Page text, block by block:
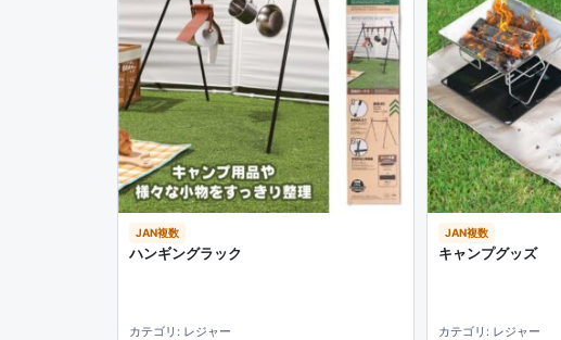
JAN複数
ハンギングラック
カテゴリ: レジャー
JAN複数
キャンプグッズ
カテゴリ: レジャー